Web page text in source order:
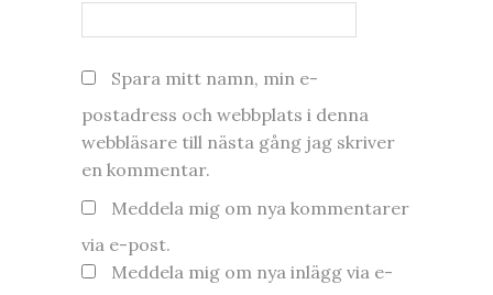
Spara mitt namn, min e-
postadress och webbplats i denna
webbläsare till nästa gång jag skriver
en kommentar.
Meddela mig om nya kommentarer
via e-post.
Meddela mig om nya inlägg via e-